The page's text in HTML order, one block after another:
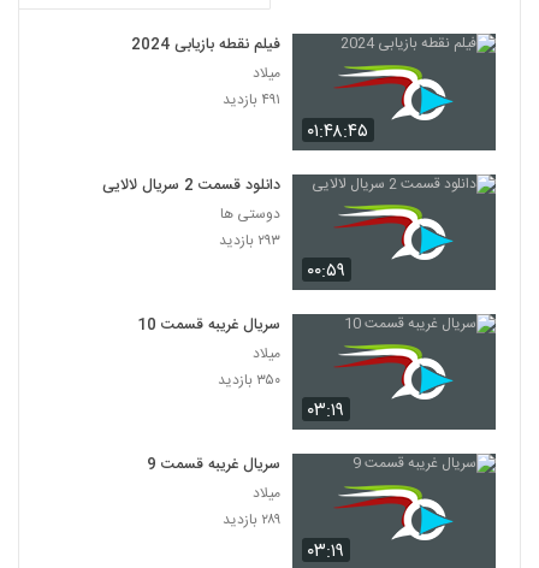
۰۱:۴۸:۴۵
فیلم نقطه بازیابی 2024
میلاد
۴۹۱ بازدید
۰۰:۵۹
دانلود قسمت 2 سریال لالایی
دوستی ها
۲۹۳ بازدید
۰۳:۱۹
سریال غریبه قسمت 10
میلاد
۳۵۰ بازدید
۰۳:۱۹
سریال غریبه قسمت 9
میلاد
۲۸۹ بازدید